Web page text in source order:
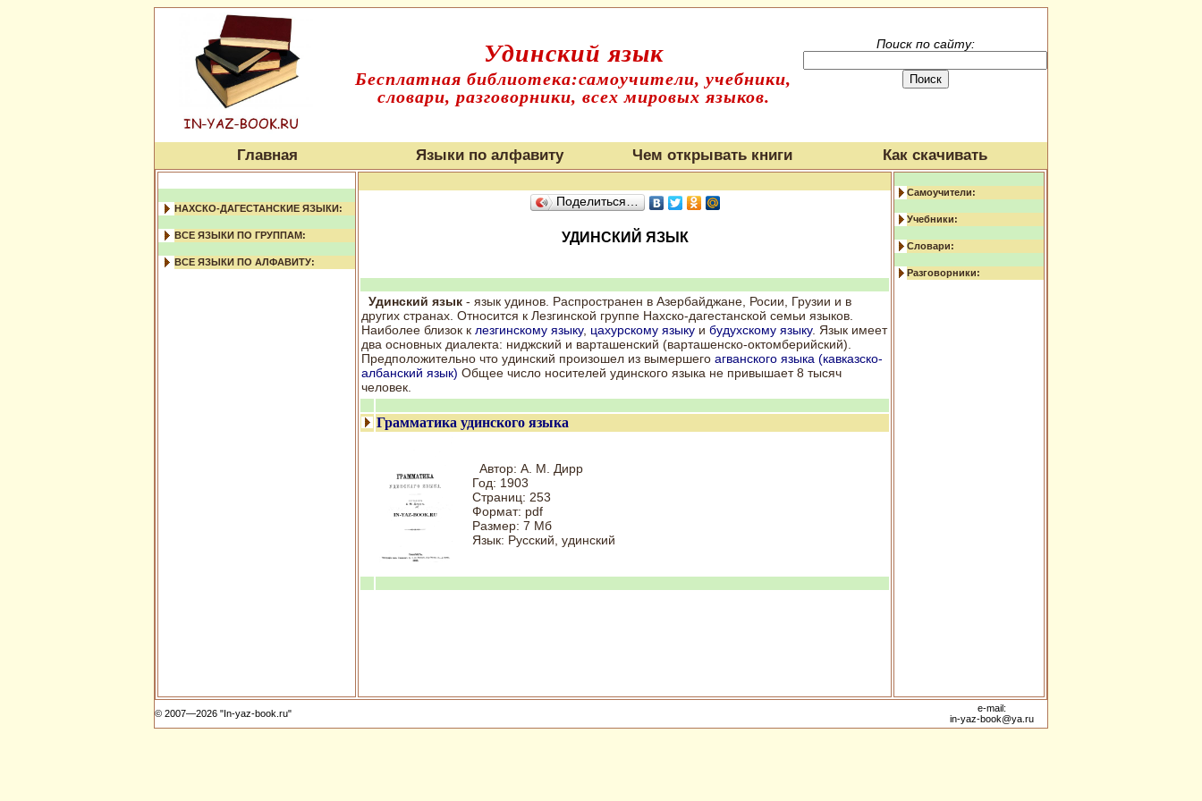
Удинский язык
Бесплатная библиотека:самоучители, учебники,
словари, разговорники, всех мировых языков.
Поиск по сайту:
Главная Языки по алфавиту Чем открывать книги Как скачивать
НАХСКО-ДАГЕСТАНСКИЕ ЯЗЫКИ:
ВСЕ ЯЗЫКИ ПО ГРУППАМ:
ВСЕ ЯЗЫКИ ПО АЛФАВИТУ:
Поделиться…
УДИНСКИЙ ЯЗЫК
Удинский язык - язык удинов. Распространен в Азербайджане, Росии, Грузии и в
других странах. Относится к Лезгинской группе Нахско-дагестанской семьи языков.
Наиболее близок к лезгинскому языку, цахурскому языку и будухскому языку. Язык имеет
два основных диалекта: ниджский и варташенский (варташенско-октомберийский).
Предположительно что удинский произошел из вымершего агванского языка (кавказско-
албанский язык) Общее число носителей удинского языка не привышает 8 тысяч
человек.
Грамматика удинского языка
Автор: А. М. Дирр
Год: 1903
Cтраниц: 253
Формат: pdf
Размер: 7 Мб
Язык: Русский, удинский
Самоучители:
Учебники:
Словари:
Разговорники:
© 2007—2026 "In-yaz-book.ru"
e-mail:
in-yaz-book@ya.ru